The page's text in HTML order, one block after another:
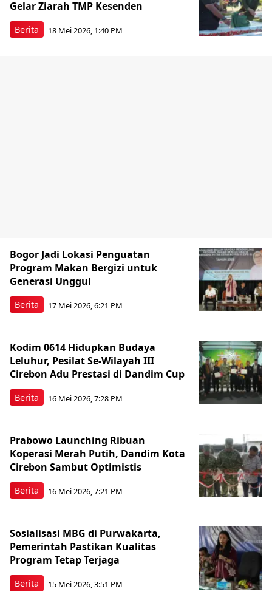
Berita
Gelar Ziarah TMP Kesenden
18 Mei 2026, 1:40 PM
Berita
Bogor Jadi Lokasi Penguatan
Program Makan Bergizi untuk
Generasi Unggul
17 Mei 2026, 6:21 PM
Berita
Kodim 0614 Hidupkan Budaya
Leluhur, Pesilat Se-Wilayah III
Cirebon Adu Prestasi di Dandim Cup
16 Mei 2026, 7:28 PM
Berita
Prabowo Launching Ribuan
Koperasi Merah Putih, Dandim Kota
Cirebon Sambut Optimistis
16 Mei 2026, 7:21 PM
Berita
Sosialisasi MBG di Purwakarta,
Pemerintah Pastikan Kualitas
Program Tetap Terjaga
15 Mei 2026, 3:51 PM